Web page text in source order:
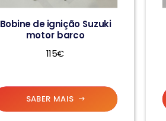
Bobine de ignição Suzuki
motor barco
115€
SABER MAIS